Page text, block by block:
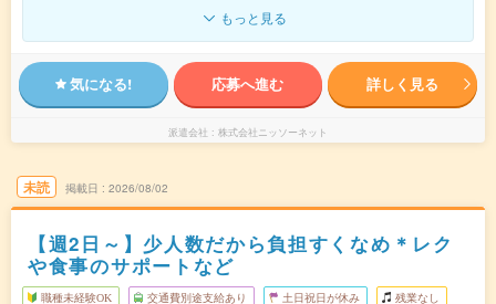
もっと見る
気になる! 応募へ進む 詳しく見る
派遣会社 株式会社ニッソーネット
未読 掲載日 2026/08/02
【週2日～】少人数だから負担すくなめ＊レク
や食事のサポートなど
職種未経験OK 交通費別途支給あり 土日祝日が休み 残業なし